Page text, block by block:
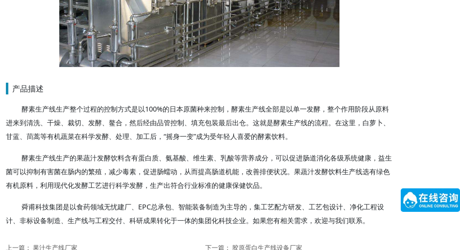
产品描述
酵素生产线生产整个过程的控制方式是以100%的日本原菌种来控制，酵素生产线全部是以单一发酵，整个作用阶段从原料
进来到清洗、干燥、裁切、发酵、鳌合，然后经由品管控制、填充包装最后出仓。这就是酵素生产线的流程。在这里，白萝卜、
甘蓝、茼蒿等有机蔬菜在科学发酵、处理、加工后，“摇身一变”成为受年轻人喜爱的酵素饮料。
酵素生产线生产的果蔬汁发酵饮料含有蛋白质、氨基酸、维生素、乳酸等营养成分，可以促进肠道消化各级系统健康，益生
菌可以抑制有害菌在肠内的繁殖，减少毒素，促进肠蠕动，从而提高肠道机能，改善排便状况。果蔬汁发酵饮料生产线选有绿色
有机原料，利用现代化发酵工艺进行科学发酵，生产出符合行业标准的健康保健饮品。
舜甫科技集团是以食药领域无忧建厂、EPC总承包、智能装备制造为主导的，集工艺配方研发、工艺包设计、净化工程设
计、非标设备制造、生产线与工程交付、科研成果转化于一体的集团化科技企业。如果您有相关需求，欢迎与我们联系。
上一篇： 果汁生产线厂家 下一篇： 胶原蛋白生产线设备厂家